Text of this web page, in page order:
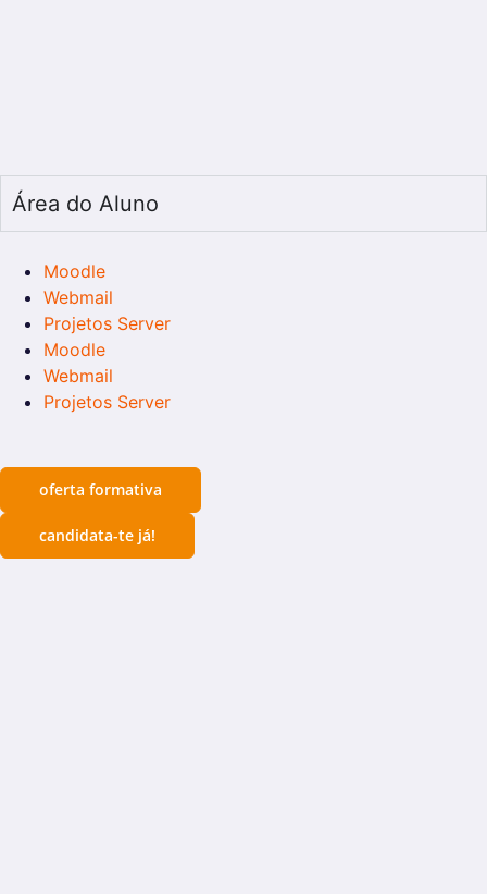
Área do Aluno
Moodle
Webmail
Projetos Server
Moodle
Webmail
Projetos Server
oferta formativa
candidata-te já!